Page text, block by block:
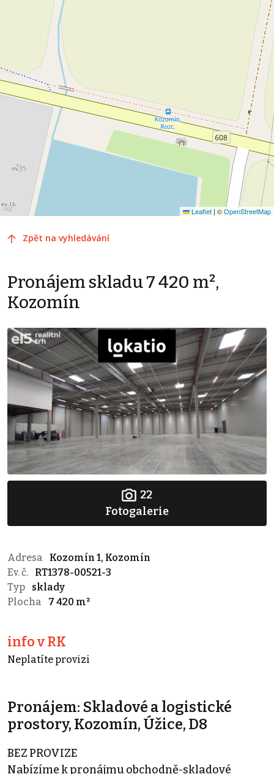
Leaflet | ©OpenStreetMap
Zpět na vyhledávání
Pronájem skladu 7 420 m²,
Kozomín
22
Fotogalerie
Adresa
Kozomín 1, Kozomín
Ev. č.
RT1378-00521-3
Typ
sklady
Plocha
7 420 m²
info v RK
Neplatíte provizi
Pronájem: Skladové a logistické
prostory, Kozomín, Úžice, D8
BEZ PROVIZE
Nabízíme k pronájmu obchodně-skladové